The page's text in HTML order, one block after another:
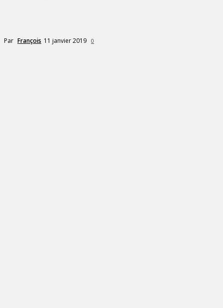
Par François 11 janvier 2019 0